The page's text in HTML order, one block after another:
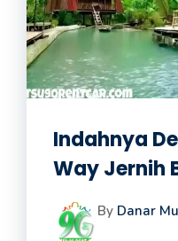
Indahnya
Way Jernih
By Danar